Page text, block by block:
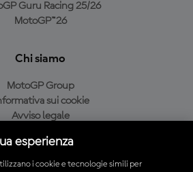
Guru Racing 25/26
MotoGP™26
Chi siamo
MotoGP Group
sui cookie
Avviso legale
di acquisto
esperienza
i cookie e tecnologie simili per